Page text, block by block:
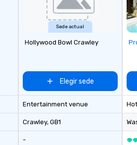
Sede actual
Hollywood Bowl Crawley
Elegir sede
Entertainment venue
Crawley, GB1
-